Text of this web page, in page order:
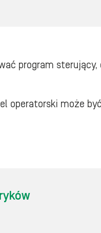
program sterujący,
operatorski może